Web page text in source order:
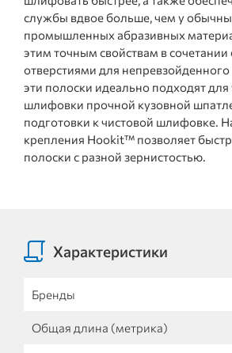
службы вдвое больше, чем у
промышленных абразивных
этим точным свойствам в сочетании
отверстиями для
эти полоски идеально подходят для
шлифовки прочной кузовной
подготовки к чистовой шлифовке.
крепления Hookit™ позволяет
полоски с разной зернистостью.
Характеристики
Бренды
Общая длина (метрика)